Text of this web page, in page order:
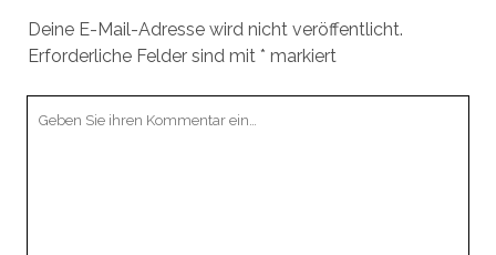
Deine E-Mail-Adresse wird nicht veröffentlicht.
Erforderliche Felder sind mit * markiert